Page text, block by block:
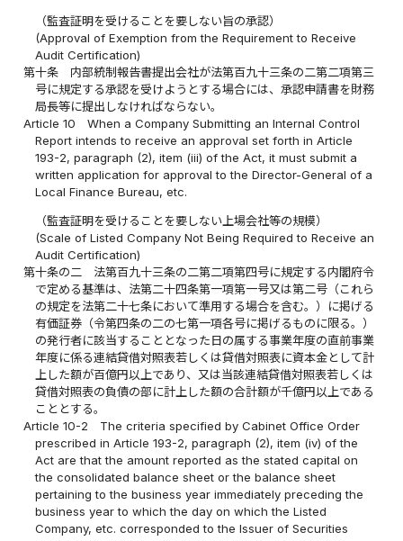
（監査証明を受けることを要しない旨の承認）
(Approval of Exemption from the Requirement to Receive
Audit Certification)
第十条
内部統制報告書提出会社が法第百九十三条の二第二項第三
号に規定する承認を受けようとする場合には、承認申請書を財務
局長等に提出しなければならない。
Article 10
When a Company Submitting an Internal Control
Report intends to receive an approval set forth in Article
193-2, paragraph (2), item (iii) of the Act, it must submit a
written application for approval to the Director-General of a
Local Finance Bureau, etc.
（監査証明を受けることを要しない上場会社等の規模）
(Scale of Listed Company Not Being Required to Receive an
Audit Certification)
第十条の二
法第百九十三条の二第二項第四号に規定する内閣府令
で定める基準は、法第二十四条第一項第一号又は第二号（これら
の規定を法第二十七条において準用する場合を含む。）に掲げる
有価証券（令第四条の二の七第一項各号に掲げるものに限る。）
の発行者に該当することとなった日の属する事業年度の直前事業
年度に係る連結貸借対照表若しくは貸借対照表に資本金として計
上した額が百億円以上であり、又は当該連結貸借対照表若しくは
貸借対照表の負債の部に計上した額の合計額が千億円以上である
こととする。
Article 10-2
The criteria specified by Cabinet Office Order
prescribed in Article 193-2, paragraph (2), item (iv) of the
Act are that the amount reported as the stated capital on
the consolidated balance sheet or the balance sheet
pertaining to the business year immediately preceding the
business year to which the day on which the Listed
Company, etc. corresponded to the Issuer of Securities